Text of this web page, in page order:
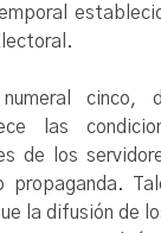
cinco,
las
de los
propaganda.
la difusión de